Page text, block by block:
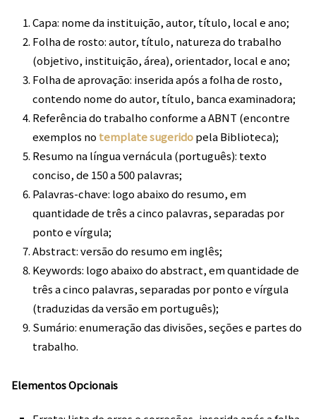
Capa: nome da instituição, autor, título, local e ano;
Folha de rosto: autor, título, natureza do trabalho
(objetivo, instituição, área), orientador, local e ano;
Folha de aprovação: inserida após a folha de rosto,
contendo nome do autor, título, banca examinadora;
Referência do trabalho conforme a ABNT (encontre
exemplos no template sugeridopela Biblioteca);
Resumo na língua vernácula (português): texto
conciso, de 150 a 500 palavras;
Palavras-chave: logo abaixo do resumo, em
quantidade de três a cinco palavras, separadas por
ponto e vírgula;
Abstract: versão do resumo em inglês;
Keywords: logo abaixo do abstract, em quantidade de
três a cinco palavras, separadas por ponto e vírgula
(traduzidas da versão em português);
Sumário: enumeração das divisões, seções e partes do
trabalho.
Elementos Opcionais